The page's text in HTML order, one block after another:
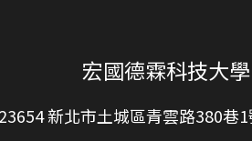
宏國德霖科技大
新北市土城區青雲路380巷